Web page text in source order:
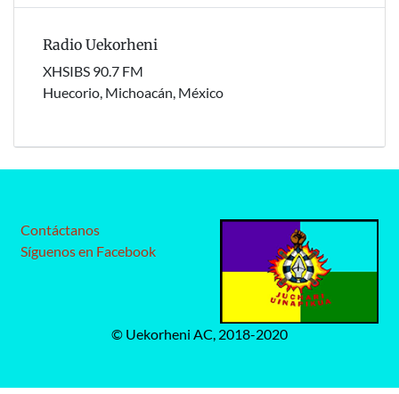
Radio Uekorheni
XHSIBS 90.7 FM
Huecorio, Michoacán, México
Contáctanos
Síguenos en Facebook
© Uekorheni AC, 2018-2020